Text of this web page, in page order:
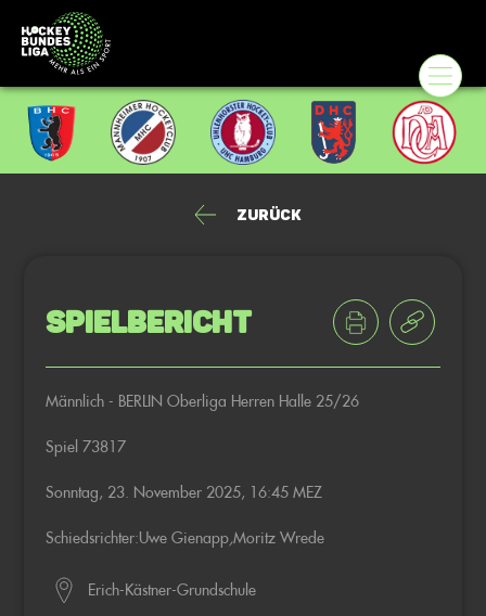
Zurück
Spielbericht
Männlich - BERLIN Oberliga Herren Halle 25/26
Spiel 73817
Sonntag, 23. November 2025, 16:45 MEZ
Schiedsrichter:Uwe Gienapp,Moritz Wrede
Erich-Kästner-Grundschule